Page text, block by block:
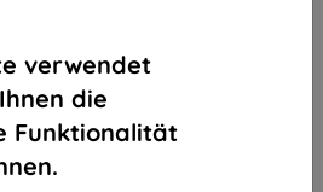
verwendet
die
Funktionalität
NILLKIN
Halter MagSafe